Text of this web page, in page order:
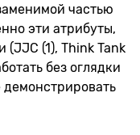
частью
эти атрибуты,
(1), Think Tank
без оглядки
демонстрировать